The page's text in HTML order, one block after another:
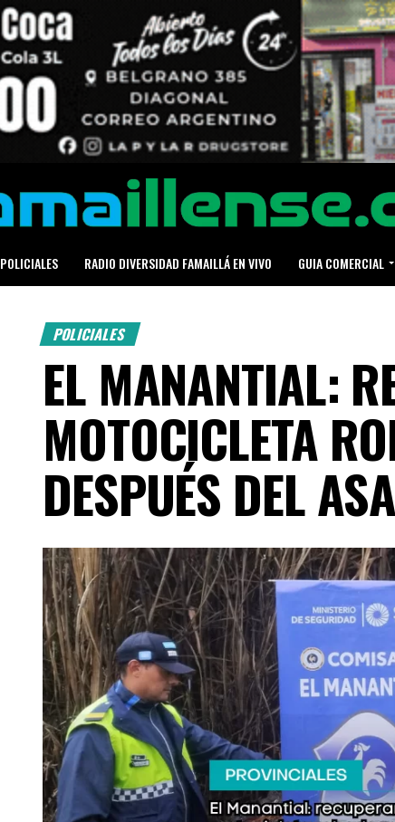
POLICIALES RADIO DIVERSIDAD FAMAILLÁ EN VIVO GUIA COMERCIAL
POLICIALES
EL MANANTIAL:
MOTOCICLETA
DESPUÉS DEL